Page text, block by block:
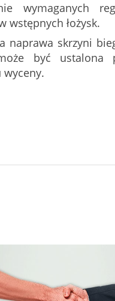
wymaganych
wstępnych łożysk.
naprawa skrzyni
być ustalona